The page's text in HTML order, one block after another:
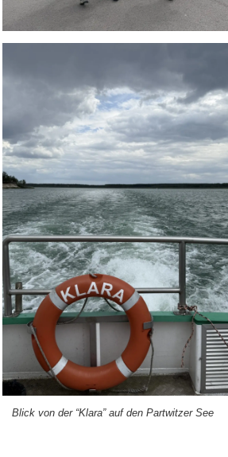
Blick von der “Kla­ra” auf den Part­wit­zer See